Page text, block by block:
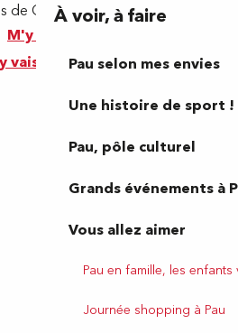
À voir, à faire
Pau selon mes envies
Une histoire de sport !
Pau, pôle culturel
Grands événements à
Vous allez aimer
Pau en famille, les
Journée shopping à Pau
de Gonzague, 64000 Pau
M'y rendre
vais en train !